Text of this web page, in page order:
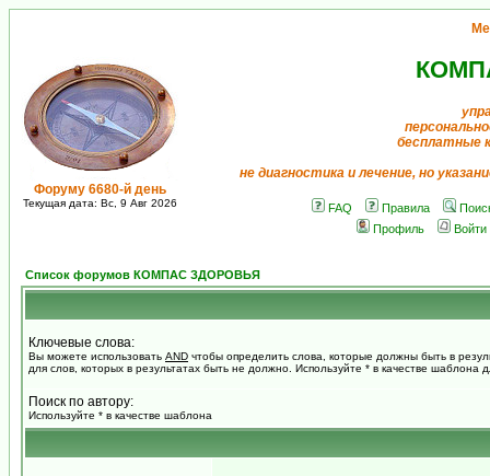
Форуму 6680-й день
Текущая дата: Вс, 9 Авг 2026
бесплатные
не диагностика и лечение, но
FAQ Правила
Профиль
Войти
Список форумов КОМПАС ЗДОРОВЬЯ
Ключевые слова:
Вы можете использовать AND чтобы определить слова, которые должны быть в
для слов, которых в результатах быть не должно. Используйте * в качестве шаблона
Поиск по автору:
Используйте * в качестве шаблона